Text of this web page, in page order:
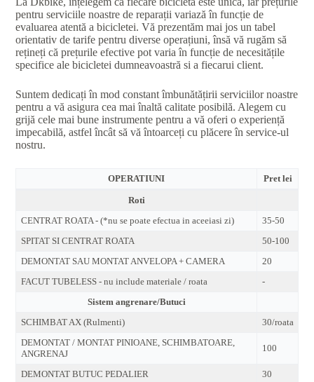
pentru serviciile noastre de reparații variază în funcție de
evaluarea atentă a bicicletei. Vă prezentăm mai jos un tabel
orientativ de tarife pentru diverse operațiuni, însă vă rugăm să
rețineți că prețurile efective pot varia în funcție de necesitățile
specifice ale bicicletei dumneavoastră si a fiecarui client.
Suntem dedicați în mod constant îmbunătățirii serviciilor noastre
pentru a vă asigura cea mai înaltă calitate posibilă. Alegem cu
grijă cele mai bune instrumente pentru a vă oferi o experiență
impecabilă, astfel încât să vă întoarceți cu plăcere în service-ul
nostru.
OPERATIUNI Pret lei
Roti
CENTRAT ROATA - (*nu se poate efectua in aceeiasi zi)
35-50
SPITAT SI CENTRAT ROATA
50-100
DEMONTAT SAU MONTAT ANVELOPA + CAMERA
20
FACUT TUBELESS - nu include materiale / roata
-
Sistem angrenare/Butuci
SCHIMBAT AX (Rulmenti)
30/roata
DEMONTAT / MONTAT PINIOANE, SCHIMBATOARE,
ANGRENAJ
100
DEMONTAT BUTUC PEDALIER
30